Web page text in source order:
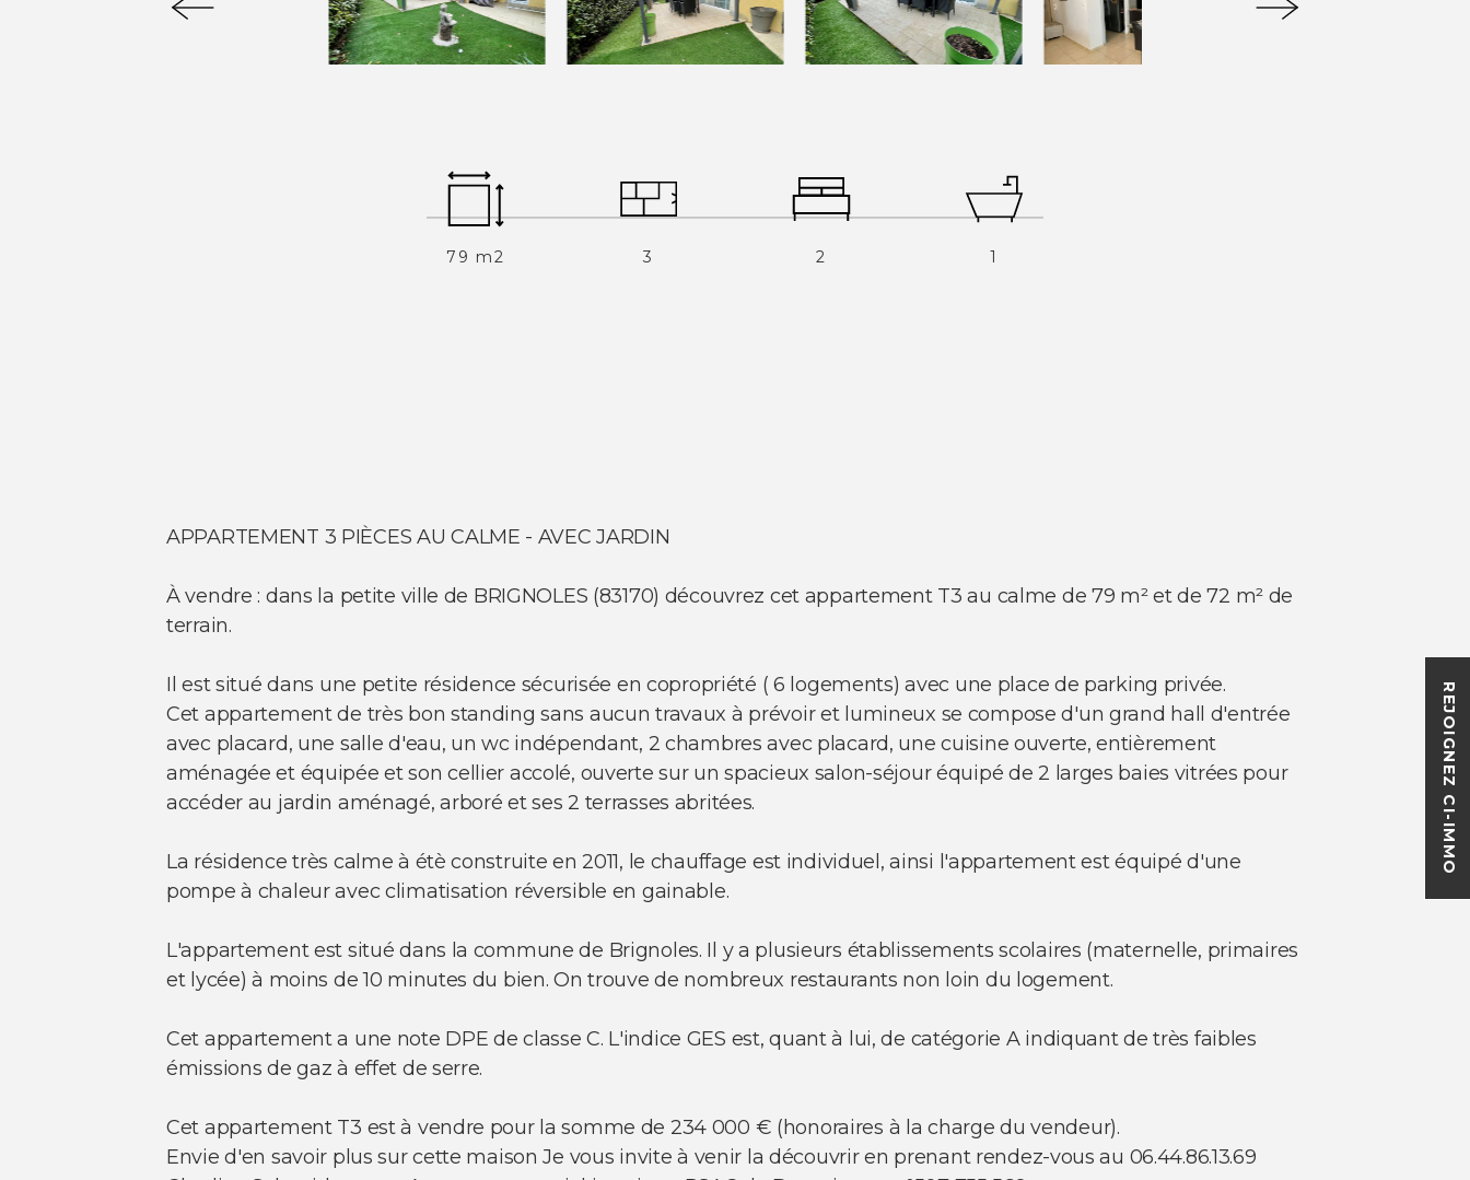
REJOIGNEZ CI-IMMO
79 m2 3 2 1
APPARTEMENT 3 PIÈCES AU CALME - AVEC JARDIN
À vendre : dans la petite ville de BRIGNOLES (83170) découvrez cet appartement T3 au calme de 79 m² et de 72 m² de
terrain.
Il est situé dans une petite résidence sécurisée en copropriété ( 6 logements) avec une place de parking privée.
Cet appartement de très bon standing sans aucun travaux à prévoir et lumineux se compose d'un grand hall d'entrée
avec placard, une salle d'eau, un wc indépendant, 2 chambres avec placard, une cuisine ouverte, entièrement
aménagée et équipée et son cellier accolé, ouverte sur un spacieux salon-séjour équipé de 2 larges baies vitrées pour
accéder au jardin aménagé, arboré et ses 2 terrasses abritées.
La résidence très calme à étè construite en 2011, le chauffage est individuel, ainsi l'appartement est équipé d'une
pompe à chaleur avec climatisation réversible en gainable.
L'appartement est situé dans la commune de Brignoles. Il y a plusieurs établissements scolaires (maternelle, primaires
et lycée) à moins de 10 minutes du bien. On trouve de nombreux restaurants non loin du logement.
Cet appartement a une note DPE de classe C. L'indice GES est, quant à lui, de catégorie A indiquant de très faibles
émissions de gaz à effet de serre.
Cet appartement T3 est à vendre pour la somme de 234 000 € (honoraires à la charge du vendeur).
Envie d'en savoir plus sur cette maison Je vous invite à venir la découvrir en prenant rendez-vous au 06.44.86.13.69